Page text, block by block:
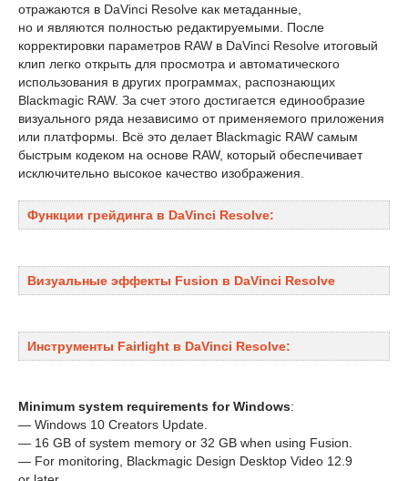
отражаются в DaVinci Resolve как метаданные,
но и являются полностью редактируемыми. После
корректировки параметров RAW в DaVinci Resolve итоговый
клип легко открыть для просмотра и автоматического
использования в других программах, распознающих
Blackmagic RAW. За счет этого достигается единообразие
визуального ряда независимо от применяемого приложения
или платформы. Всё это делает Blackmagic RAW самым
быстрым кодеком на основе RAW, который обеспечивает
исключительно высокое качество изображения.
Функции грейдинга в DaVinci Resolve:
Визуальные эффекты Fusion в DaVinci Resolve
Инструменты Fairlight в DaVinci Resolve:
Minimum system requirements for Windows:
— Windows 10 Creators Update.
— 16 GB of system memory or 32 GB when using Fusion.
— For monitoring, Blackmagic Design Desktop Video 12.9